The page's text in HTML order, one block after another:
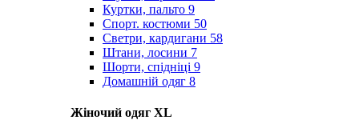
Куртки, пальто 9
Спорт. костюми 50
Светри, кардигани 58
Штани, лосини 7
Шорти, спідніці 9
Домашній одяг 8
Жіночий одяг XL